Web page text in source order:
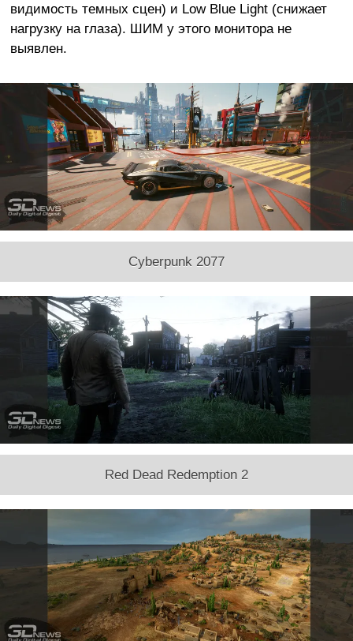
видимость темных сцен) и Low Blue Light (снижает
нагрузку на глаза). ШИМ у этого монитора не
выявлен.
Cyberpunk 2077
Red Dead Redemption 2